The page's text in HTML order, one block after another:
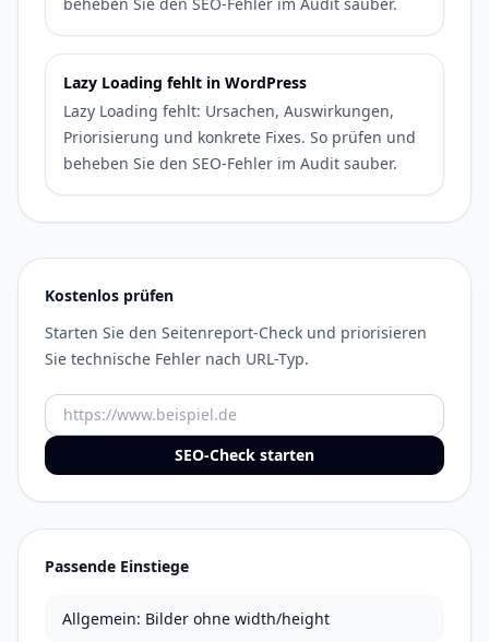
Lazy Loading fehlt in WordPress
Lazy Loading fehlt: Ursachen, Auswirkungen,
Priorisierung und konkrete Fixes. So prüfen und
beheben Sie den SEO-Fehler im Audit sauber.
Kostenlos prüfen
Starten Sie den Seitenreport-Check und priorisieren
Sie technische Fehler nach URL-Typ.
URL
SEO-Check starten
Passende Einstiege
Allgemein: Bilder ohne width/height